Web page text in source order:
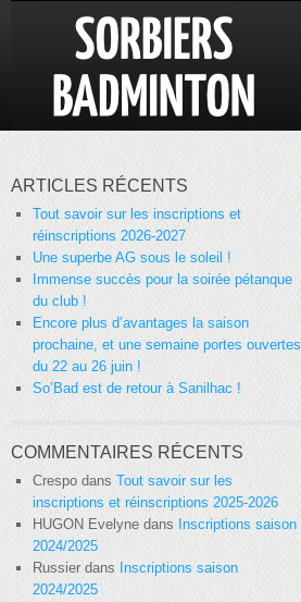
ARTICLES RÉCENTS
Tout savoir sur les inscriptions et
réinscriptions 2026-2027
Une superbe AG sous le soleil !
Immense succès pour la soirée pétanque
du club !
Encore plus d’avantages la saison
prochaine, et une semaine portes ouvertes
du 22 au 26 juin !
So’Bad est de retour à Sanilhac !
COMMENTAIRES RÉCENTS
Crespo dans Tout savoir sur les
inscriptions et réinscriptions 2025-2026
HUGON Evelyne dans Inscriptions saison
2024/2025
Russierdans Inscriptions saison
2024/2025